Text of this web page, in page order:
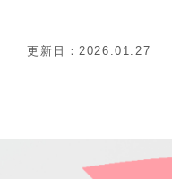
更新日：2026.01.27